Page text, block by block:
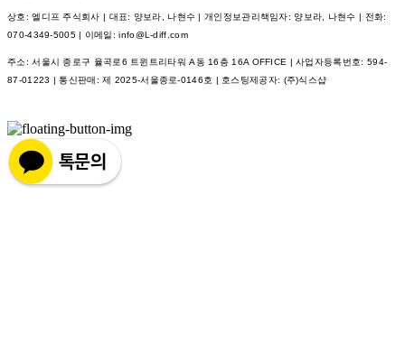
상호: 엘디프 주식회사 | 대표: 양보라, 나현수 | 개인정보관리책임자: 양보라, 나현수 | 전화:
070-4349-5005 | 이메일: info@L-diff.com
주소: 서울시 종로구 율곡로6 트윈트리타워 A동 16층 16A OFFICE | 사업자등록번호: 594-
87-01223 | 통신판매:제 2025-서울종로-0146호 | 호스팅제공자: (주)식스샵